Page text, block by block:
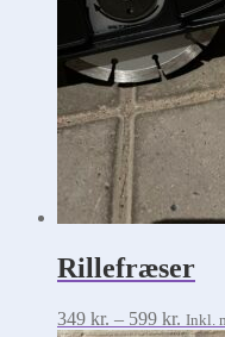
Rillefræser
349 kr. – 599 kr. Inkl.